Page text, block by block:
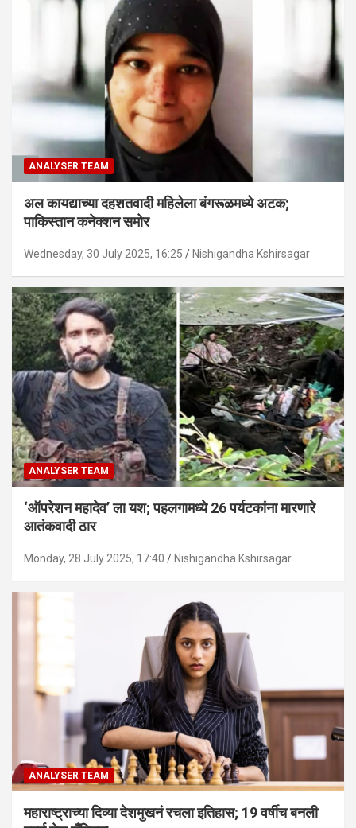
ANALYSER TEAM
अल कायद्याच्या दहशतवादी महिलेला बंगरूळमध्ये अटक;
पाकिस्तान कनेक्शन समोर
Wednesday, 30 July 2025, 16:25 Nishigandha Kshirsagar
ANALYSER TEAM
‘ऑपरेशन महादेव’ ला यश; पहलगामध्ये 26 पर्यटकांना मारणारे
आतंकवादी ठार
Monday, 28 July 2025, 17:40 Nishigandha Kshirsagar
ANALYSER TEAM
महाराष्ट्राच्या दिव्या देशमुखनं रचला इतिहास; 19 वर्षीच बनली